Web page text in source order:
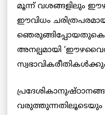
മൂന്ന് വശങ്ങളിലും
ഈവിധം
അനല്പമായി
വരുത്തുന്നതിലൂടെയും